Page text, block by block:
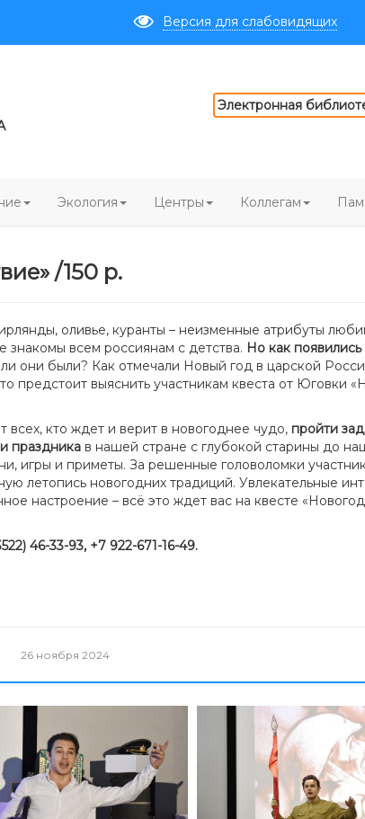
Версия для слабовидящих
Электронная
Экология Центры Коллегам
/150 р.
оливье, куранты – неизменные атрибуты
знакомы всем россиянам с детства. Но как появились
они были? Как отмечали Новый год в царской
предстоит выяснить участникам квеста от Юговки
всех, кто ждет и верит в новогоднее чудо, пройти
праздника в нашей стране с глубокой старины до
игры и приметы. За решенные головоломки
летопись новогодних традиций. Увлекательные
настроение – всё это ждет вас на квесте
46-33-93, +7 922-671-16-49.
26 ноября 2024